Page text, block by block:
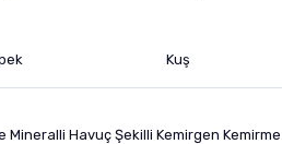
Kuş
Mineralli Havuç Şekilli Kemirgen Kemirme